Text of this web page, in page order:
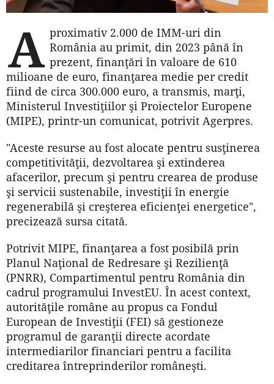
A proximativ 2.000 de IMM-uri din
România au primit, din 2023 până în
prezent, finanţări în valoare de 610
milioane de euro, finanţarea medie per credit
fiind de circa 300.000 euro, a transmis, marţi,
Ministerul Investiţiilor şi Proiectelor Europene
(MIPE), printr-un comunicat, potrivit Agerpres.
"Aceste resurse au fost alocate pentru susţinerea
competitivităţii, dezvoltarea şi extinderea
afacerilor, precum şi pentru crearea de produse
şi servicii sustenabile, investiţii în energie
regenerabilă şi creşterea eficienţei energetice",
precizează sursa citată.
Potrivit MIPE, finanţarea a fost posibilă prin
Planul Naţional de Redresare şi Rezilienţă
(PNRR), Compartimentul pentru România din
cadrul programului InvestEU. În acest context,
autorităţile române au propus ca Fondul
European de Investiţii (FEI) să gestioneze
programul de garanţii directe acordate
intermediarilor financiari pentru a facilita
creditarea întreprinderilor româneşti.